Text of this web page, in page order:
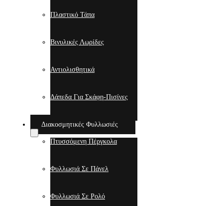
Πλαστικό Τάπα
Βινυλικές Λωρίδες
Αντιολισθητικά
Δάπεδα Για Σκάφη-Πισίνες
Διακοσμητικές Φυλλωσιές
Πτυσσόμενη Πέργκολα
Φυλλωσιά Σε Πάνελ
Φυλλωσιά Σε Ρολό